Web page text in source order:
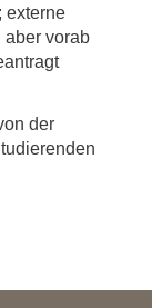
externe
aber vorab
der